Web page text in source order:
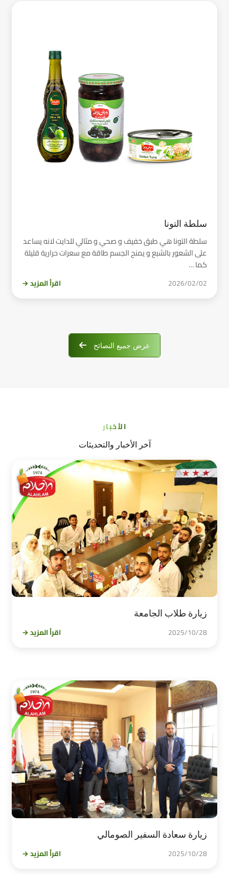
سلطة التونا
سلطة التونا هي طبق خفيف و صحي و مثالي للدايت لانه يساعد
على الشعور بالشبع و يمنح الجسم طاقة مع سعرات حرارية قليلة
كما …
2026/02/02 اقرأ المزيد →
عرض جميع النصائح
الأخبار
آخر الأخبار والتحديثات
زيارة طلاب الجامعة
2025/10/28 اقرأ المزيد →
زيارة سعادة السفير الصومالي
2025/10/28 اقرأ المزيد →